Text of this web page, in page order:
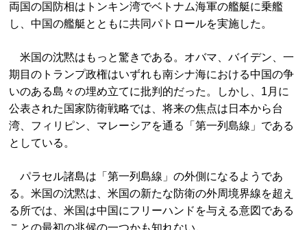
両国の国防相はトンキン湾でベトナム海軍の艦艇に乗艦
し、中国の艦艇とともに共同パトロールを実施した。
米国の沈黙はもっと驚きである。オバマ、バイデン、一
期目のトランプ政権はいずれも南シナ海における中国の争
いのある島々の埋め立てに批判的だった。しかし、1月に
公表された国家防衛戦略では、将来の焦点は日本から台
湾、フィリピン、マレーシアを通る「第一列島線」である
としている。
パラセル諸島は「第一列島線」の外側になるようであ
る。米国の沈黙は、米国の新たな防衛の外周境界線を超え
る所では、米国は中国にフリーハンドを与える意図である
ことの最初の兆候の一つかも知れない。